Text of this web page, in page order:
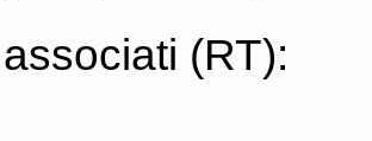
(RT):